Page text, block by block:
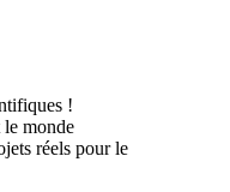
!
le monde
réels pour le